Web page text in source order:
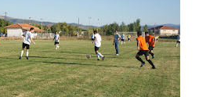
το κάψιμο των χωριών της